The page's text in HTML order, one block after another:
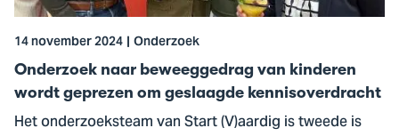
geprezen
om
geslaagde
kennisoverdracht
14 november 2024 Onderzoek
Onderzoek naar beweeggedrag van kinderen
wordt geprezen om geslaagde kennisoverdracht
Het onderzoeksteam van Start (V)aardig is tweede is